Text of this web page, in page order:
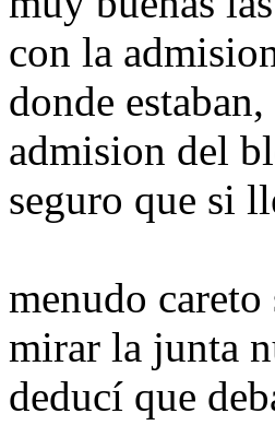
con la
donde
admision del
seguro que si
menudo
mirar la junta
deducí que